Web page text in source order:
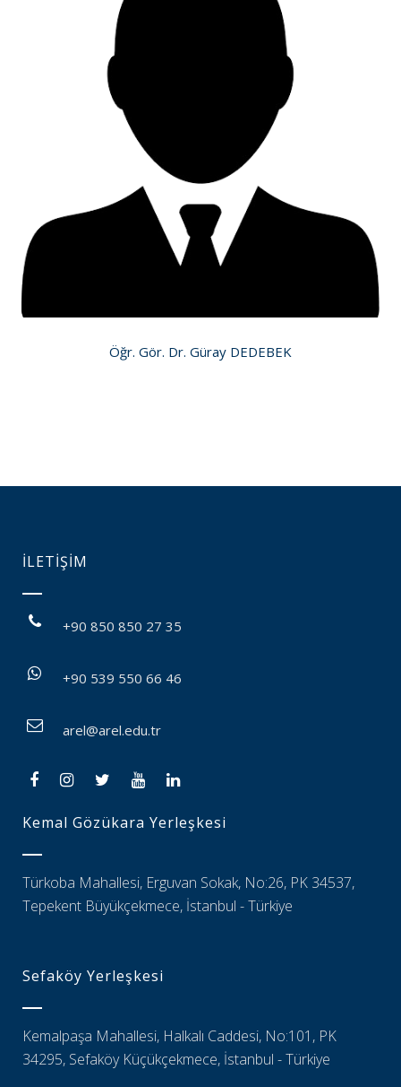
Öğr. Gör. Dr. Güray DEDEBEK
İLETİŞİM
+90 850 850 27 35
+90 539 550 66 46
arel@arel.edu.tr
Kemal Gözükara Yerleşkesi
Türkoba Mahallesi, Erguvan Sokak, No:26, PK 34537,
Tepekent Büyükçekmece, İstanbul - Türkiye
Sefaköy Yerleşkesi
Kemalpaşa Mahallesi, Halkalı Caddesi, No:101, PK
34295, Sefaköy Küçükçekmece, İstanbul - Türkiye